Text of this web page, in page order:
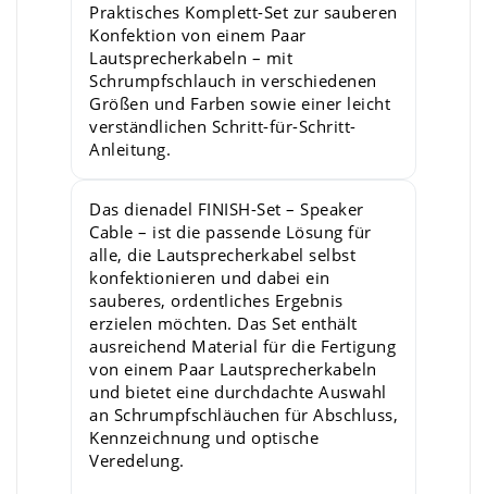
Praktisches Komplett-Set zur sauberen
Konfektion von einem Paar
Lautsprecherkabeln – mit
Schrumpfschlauch in verschiedenen
Größen und Farben sowie einer leicht
verständlichen Schritt-für-Schritt-
Anleitung.
Das dienadel FINISH-Set – Speaker
Cable – ist die passende Lösung für
alle, die Lautsprecherkabel selbst
konfektionieren und dabei ein
sauberes, ordentliches Ergebnis
erzielen möchten. Das Set enthält
ausreichend Material für die Fertigung
von einem Paar Lautsprecherkabeln
und bietet eine durchdachte Auswahl
an Schrumpfschläuchen für Abschluss,
Kennzeichnung und optische
Veredelung.